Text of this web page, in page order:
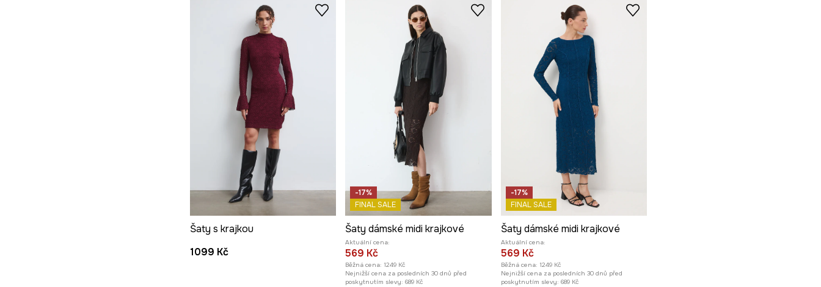
Šaty s krajkou
1099 Kč
-17%
FINAL SALE
Šaty dámské midi krajkové
Aktuální cena:
569 Kč
Běžná cena: 1249 Kč
Nejnižší cena za posledních 30 dnů před
poskytnutím slevy: 689 Kč
-17%
FINAL SALE
Šaty dámské midi krajkové
Aktuální cena:
569 Kč
Běžná cena: 1249 Kč
Nejnižší cena za posledních 30 dnů před
poskytnutím slevy: 689 Kč